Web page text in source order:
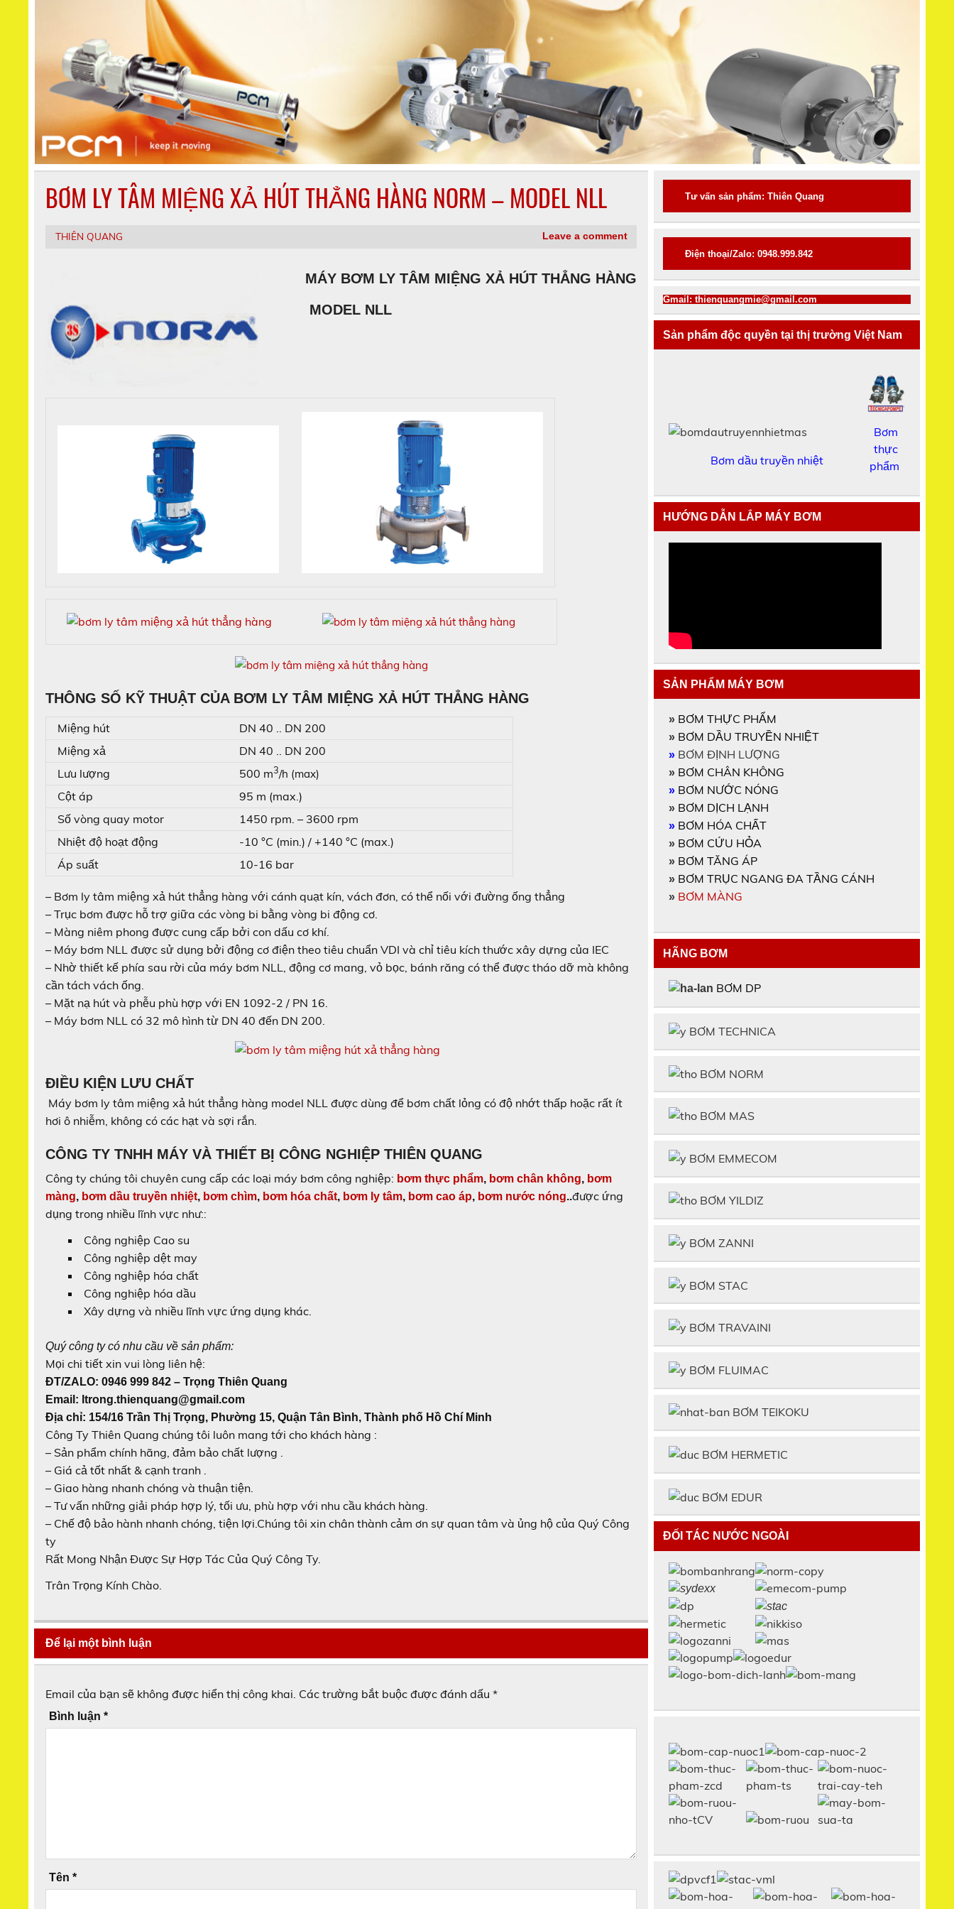
BƠM LY TÂM MIỆNG XẢ HÚT THẲNG HÀNG NORM – MODEL NLL
THIÊN QUANG Leave a comment
MÁY BƠM LY TÂM MIỆNG XẢ HÚT THẲNG HÀNG
MODEL NLL
THÔNG SỐ KỸ THUẬT CỦA BƠM LY TÂM MIỆNG XẢ HÚT THẲNG HÀNG
Miệng hút
DN 40 .. DN 200
Miệng xả
DN 40 .. DN 200
Lưu lượng
500 m3/h (max)
Cột áp
95 m (max.)
Số vòng quay motor
1450 rpm. – 3600 rpm
Nhiệt độ hoạt động
-10 °C (min.) / +140 °C (max.)
Áp suất
10-16 bar
– Bơm ly tâm miệng xả hút thẳng hàng với cánh quạt kín, vách đơn, có thể nối với đường ống thẳng
– Trục bơm được hỗ trợ giữa các vòng bi bằng vòng bi động cơ.
– Màng niêm phong được cung cấp bởi con dấu cơ khí.
– Máy bơm NLL được sử dụng bởi động cơ điện theo tiêu chuẩn VDI và chỉ tiêu kích thước xây dựng của IEC
– Nhờ thiết kế phía sau rời của máy bơm NLL, động cơ mang, vỏ bọc, bánh răng có thể được tháo dỡ mà không
cần tách vách ống.
– Mặt nạ hút và phễu phù hợp với EN 1092-2 / PN 16.
– Máy bơm NLL có 32 mô hình từ DN 40 đến DN 200.
ĐIỀU KIỆN LƯU CHẤT
Máy bơm ly tâm miệng xả hút thẳng hàng model NLL được dùng để bơm chất lỏng có độ nhớt thấp hoặc rất ít
hơi ô nhiễm, không có các hạt và sợi rắn.
CÔNG TY TNHH MÁY VÀ THIẾT BỊ CÔNG NGHIỆP THIÊN QUANG
Công ty chúng tôi chuyên cung cấp các loại máy bơm công nghiệp: bơm thực phẩm, bơm chân không, bơm
màng, bơm dầu truyền nhiệt, bơm chìm, bơm hóa chất, bơm ly tâm, bơm cao áp, bơm nước nóng..được ứng
dụng trong nhiều lĩnh vực như::
Công nghiệp Cao su
Công nghiệp dệt may
Công nghiệp hóa chất
Công nghiệp hóa dầu
Xây dựng và nhiều lĩnh vực ứng dụng khác.
Quý công ty có nhu cầu về sản phẩm:
Mọi chi tiết xin vui lòng liên hệ:
ĐT/ZALO: 0946 999 842 – Trọng Thiên Quang
Email: ltrong.thienquang@gmail.com
Địa chỉ: 154/16 Trần Thị Trọng, Phường 15, Quận Tân Bình, Thành phố Hồ Chí Minh
Công Ty Thiên Quang chúng tôi luôn mang tới cho khách hàng :
– Sản phẩm chính hãng, đảm bảo chất lượng .
– Giá cả tốt nhất & cạnh tranh .
– Giao hàng nhanh chóng và thuận tiện.
– Tư vấn những giải pháp hợp lý, tối ưu, phù hợp với nhu cầu khách hàng.
– Chế độ bảo hành nhanh chóng, tiện lợi.Chúng tôi xin chân thành cảm ơn sự quan tâm và ủng hộ của Quý Công
ty
Rất Mong Nhận Được Sự Hợp Tác Của Quý Công Ty.
Trân Trọng Kính Chào.
Để lại một bình luận
Email của bạn sẽ không được hiển thị công khai. Các trường bắt buộc được đánh dấu*
Bình luận*
Tên*
Tư vấn sản phẩm: Thiên Quang
Điện thoại/Zalo: 0948.999.842
Gmail: thienquangmie@gmail.com
Sản phẩm độc quyền tại thị trường Việt Nam
Bơm dầu truyền nhiệt
Bơm
thực
phẩm
HƯỚNG DẪN LẮP MÁY BƠM
SẢN PHẨM MÁY BƠM
» BƠM THỰC PHẨM
» BƠM DẦU TRUYỀN NHIỆT
» BƠM ĐỊNH LƯỢNG
» BƠM CHÂN KHÔNG
» BƠM NƯỚC NÓNG
» BƠM DỊCH LẠNH
» BƠM HÓA CHẤT
» BƠM CỨU HỎA
» BƠM TĂNG ÁP
» BƠM TRỤC NGANG ĐA TẦNG CÁNH
» BƠM MÀNG
HÃNG BƠM
BƠM DP
BƠM TECHNICA
BƠM NORM
BƠM MAS
BƠM EMMECOM
BƠM YILDIZ
BƠM ZANNI
BƠM STAC
BƠM TRAVAINI
BƠM FLUIMAC
BƠM TEIKOKU
BƠM HERMETIC
BƠM EDUR
ĐỐI TÁC NƯỚC NGOÀI